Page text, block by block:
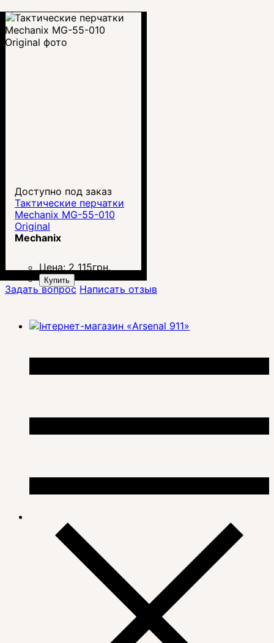
Доступно под заказ
Тактические перчатки
Mechanix MG-55-010
Original
Mechanix
Цена: 2 115грн.
Купить
Задать вопрос Написать отзыв